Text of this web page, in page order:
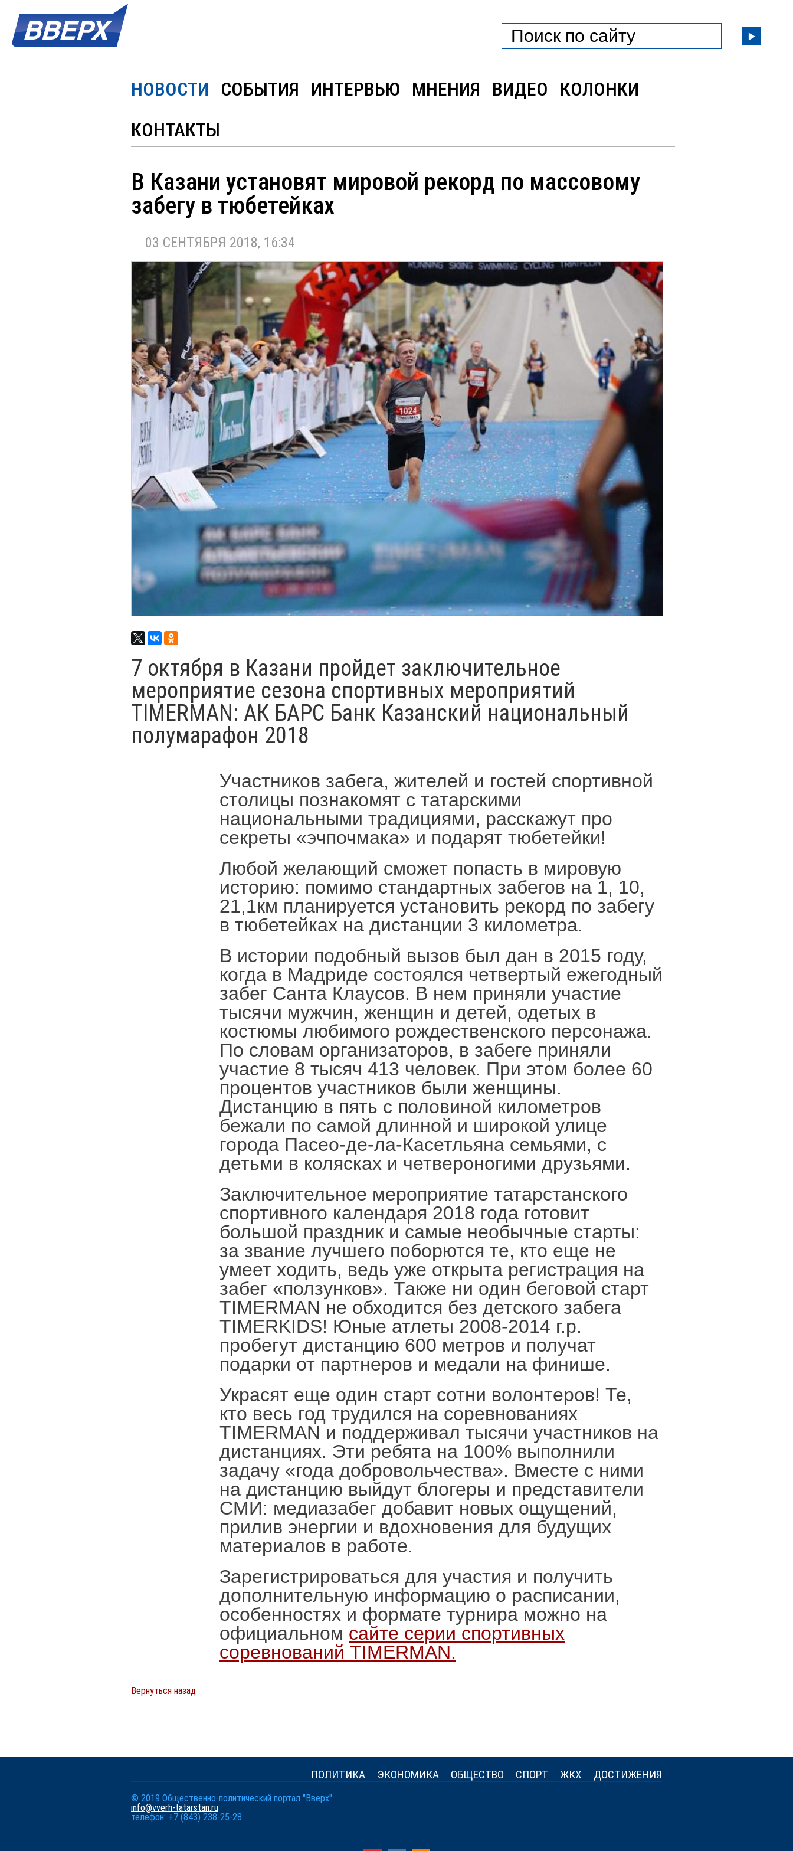
НОВОСТИ СОБЫТИЯ ИНТЕРВЬЮ МНЕНИЯ ВИДЕО
КОЛОНКИ
КОНТАКТЫ
В Казани установят мировой рекорд по массовому
забегу в тюбетейках
03 СЕНТЯБРЯ 2018, 16:34
7 октября в Казани пройдет заключительное
мероприятие сезона спортивных мероприятий
TIMERMAN: АК БАРС Банк Казанский национальный
полумарафон 2018
Участников забега, жителей и гостей спортивной
столицы познакомят с татарскими
национальными традициями, расскажут про
секреты «эчпочмака» и подарят тюбетейки!
Любой желающий сможет попасть в мировую
историю: помимо стандартных забегов на 1, 10,
21,1км планируется установить рекорд по забегу
в тюбетейках на дистанции 3 километра.
В истории подобный вызов был дан в 2015 году,
когда в Мадриде состоялся четвертый ежегодный
забег Санта Клаусов. В нем приняли участие
тысячи мужчин, женщин и детей, одетых в
костюмы любимого рождественского персонажа.
По словам организаторов, в забеге приняли
участие 8 тысяч 413 человек. При этом более 60
процентов участников были женщины.
Дистанцию в пять с половиной километров
бежали по самой длинной и широкой улице
города Пасео-де-ла-Касетльяна семьями, с
детьми в колясках и четвероногими друзьями.
Заключительное мероприятие татарстанского
спортивного календаря 2018 года готовит
большой праздник и самые необычные старты:
за звание лучшего поборются те, кто еще не
умеет ходить, ведь уже открыта регистрация на
забег «ползунков». Также ни один беговой старт
TIMERMAN не обходится без детского забега
TIMERKIDS! Юные атлеты 2008-2014 г.р.
пробегут дистанцию 600 метров и получат
подарки от партнеров и медали на финише.
Украсят еще один старт сотни волонтеров! Те,
кто весь год трудился на соревнованиях
TIMERMAN и поддерживал тысячи участников на
дистанциях. Эти ребята на 100% выполнили
задачу «года добровольчества». Вместе с ними
на дистанцию выйдут блогеры и представители
СМИ: медиазабег добавит новых ощущений,
прилив энергии и вдохновения для будущих
материалов в работе.
Зарегистрироваться для участия и получить
дополнительную информацию о расписании,
особенностях и формате турнира можно на
официальном сайте серии спортивных
соревнований TIMERMAN.
Вернуться назад
ДОСТИЖЕНИЯ
ЖКХ
СПОРТ
ОБЩЕСТВО
ЭКОНОМИКА
ПОЛИТИКА
© 2019 Общественно-политический портал "Вверх"
info@vverh-tatarstan.ru
телефон: +7 (843) 238-25-28